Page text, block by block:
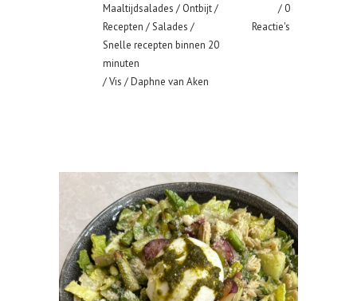
Maaltijdsalades / Ontbijt/
Recepten /Salades /
Snelle recepten binnen 20
minuten
/Vis / Daphne van Aken
0
Reactie's